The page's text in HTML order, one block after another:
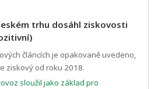
trhu dosáhl ziskovosti
článcích je opakovaně uvedeno,
ziskový od roku 2018.
sloužil jako základ pro